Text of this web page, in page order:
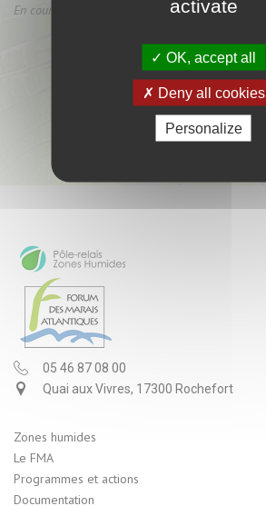
En cours de rédaction
05 46 87 08 00
Quai aux Vivres, 17300 Rochefort
Zones humides
Le FMA
Programmes et actions
Documentation
activate
OK, accept all
Deny all cookies
Personalize